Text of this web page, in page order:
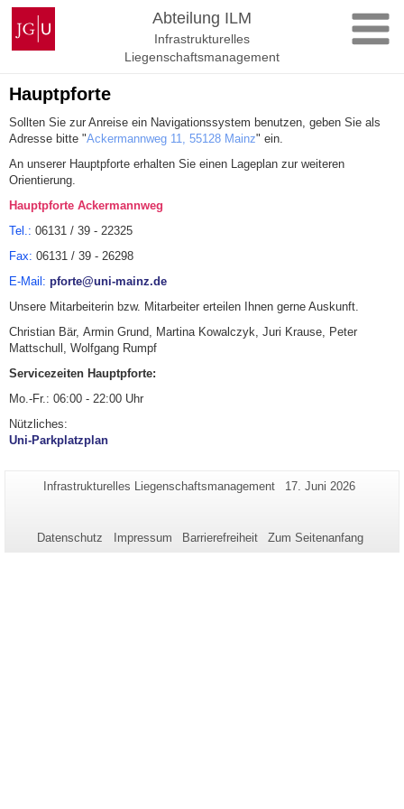
Zum
Inhalt
springen
Johannes
Gutenberg-
Universität
Abteilung ILM
Infrastrukturelles
Liegenschaftsmanagement
Hauptpforte
Sollten Sie zur Anreise ein Navigationssystem benutzen, geben Sie als
Adresse bitte "Ackermannweg 11, 55128 Mainz" ein.
An unserer Hauptpforte erhalten Sie einen Lageplan zur weiteren
Orientierung.
Hauptpforte Ackermannweg
Tel.: 06131 / 39 - 22325
Fax: 06131 / 39 - 26298
E-Mail: pforte@uni-mainz.de
Unsere Mitarbeiterin bzw. Mitarbeiter erteilen Ihnen gerne Auskunft.
Christian Bär, Armin Grund, Martina Kowalczyk, Juri Krause, Peter
Mattschull, Wolfgang Rumpf
Servicezeiten Hauptpforte:
Mo.-Fr.: 06:00 - 22:00 Uhr
Nützliches:
Uni-Parkplatzplan
Zusätzliche
dieser
Seiten-
Infrastrukturelles Liegenschaftsmanagement
Letzte
17. Juni 2026
Datenschutz Impressum Barrierefreiheit Zum Seitenanfang